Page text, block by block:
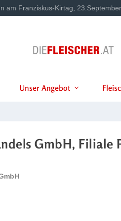
am Franziskus-Kirtag, 23.September
Unser Angebot
GmbH, Filiale